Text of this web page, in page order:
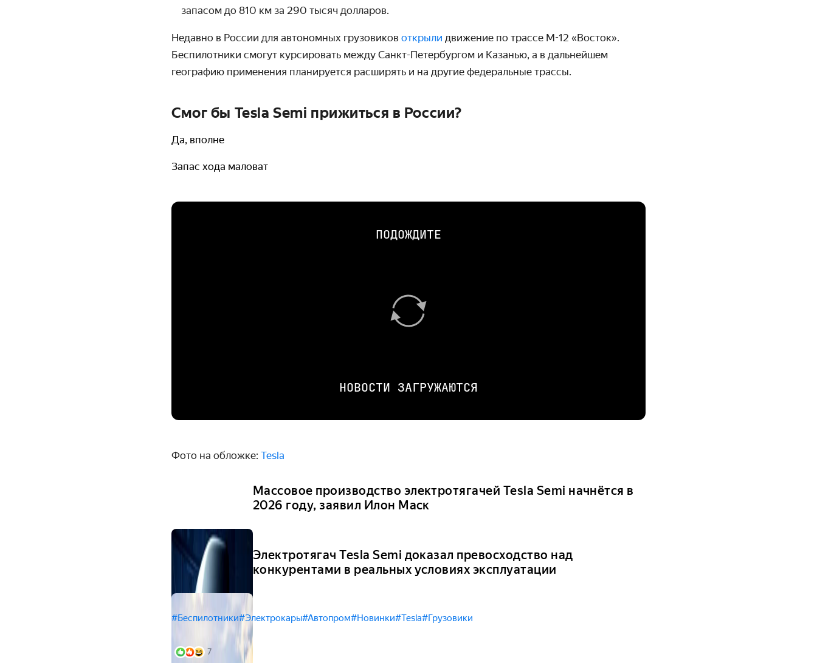
запасом до 810 км за 290 тысяч долларов.
Недавно в России для автономных грузовиков открыли движение по трассе М-12 «Восток».
Беспилотники смогут курсировать между Санкт-Петербургом и Казанью, а в дальнейшем
географию применения планируется расширять и на другие федеральные трассы.
Смог бы Tesla Semi прижиться в России?
Да, вполне
Запас хода маловат
ПОДОЖДИТЕ
НОВОСТИ ЗАГРУЖАЮТСЯ
Фото на обложке: Tesla
Массовое производство электротягачей Tesla Semi начнётся в
2026 году, заявил Илон Маск
Электротягач Tesla Semi доказал превосходство над
конкурентами в реальных условиях эксплуатации
#Беспилотники#Электрокары#Автопром#Новинки#Tesla#Грузовики
7